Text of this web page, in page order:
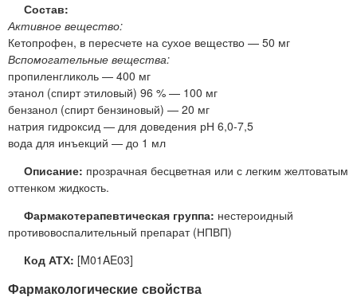
Состав:
Активное вещество:
Кетопрофен, в пересчете на сухое вещество — 50 мг
Вспомогательные вещества:
пропиленгликоль — 400 мг
этанол (спирт этиловый) 96 % — 100 мг
бензанол (спирт бензиновый) — 20 мг
натрия гидроксид — для доведения рН 6,0-7,5
вода для инъекций — до 1 мл
Описание: прозрачная бесцветная или с легким желтоватым
оттенком жидкость.
Фармакотерапевтическая группа: нестероидный
противовоспалительный препарат (НПВП)
Код АТХ: [M01AE03]
Фармакологические свойства